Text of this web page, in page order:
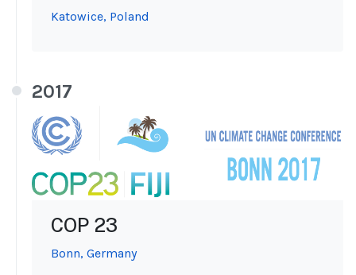
Katowice, Poland
2017
COP 23
Bonn, Germany